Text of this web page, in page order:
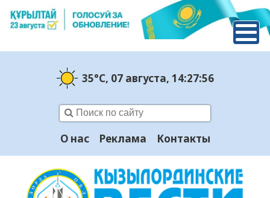
35°C, 07 августа, 14:27:57
О нас Реклама Контакты